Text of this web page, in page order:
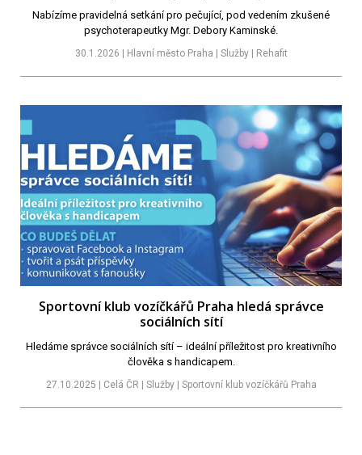
Nabízíme pravidelná setkání pro pečující, pod vedením zkušené
psychoterapeutky Mgr. Debory Kaminské.
30.1.2026 | Hlavní město Praha | Služby | Rehafit
Sportovní klub vozíčkářů Praha hledá správce
sociálních sítí
Hledáme správce sociálních sítí – ideální příležitost pro kreativního
člověka s handicapem.
27.10.2025 | Celá ČR | Služby | Sportovní klub vozíčkářů Praha